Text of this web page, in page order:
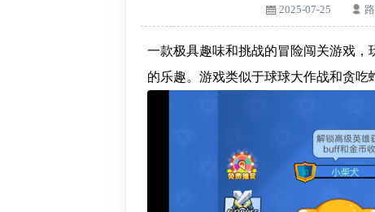
2025-07-25
一款极具趣味和挑战的冒险闯关游戏
的乐趣。游戏类似于球球大作战和贪吃